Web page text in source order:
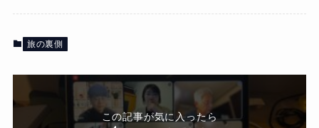
旅の裏側
この記事が気に入ったら